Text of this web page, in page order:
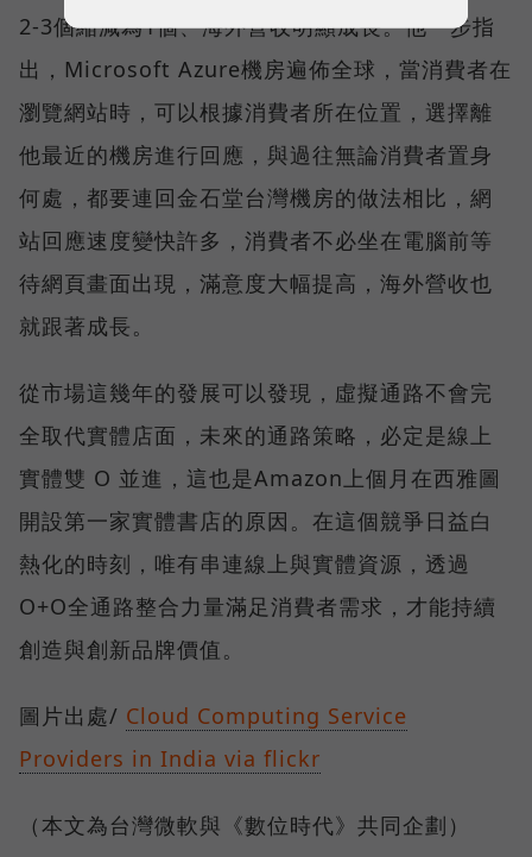
2-3個縮減為1個、海外營收明顯成長。他一步指
出，Microsoft Azure機房遍佈全球，當消費者在
瀏覽網站時，可以根據消費者所在位置，選擇離
他最近的機房進行回應，與過往無論消費者置身
何處，都要連回金石堂台灣機房的做法相比，網
站回應速度變快許多，消費者不必坐在電腦前等
待網頁畫面出現，滿意度大幅提高，海外營收也
就跟著成長。
從市場這幾年的發展可以發現，虛擬通路不會完
全取代實體店面，未來的通路策略，必定是線上
實體雙 O 並進，這也是Amazon上個月在西雅圖
開設第一家實體書店的原因。在這個競爭日益白
熱化的時刻，唯有串連線上與實體資源，透過
O+O全通路整合力量滿足消費者需求，才能持續
創造與創新品牌價值。
圖片出處/ Cloud Computing Service
Providers in India via flickr
（本文為台灣微軟與《數位時代》共同企劃）